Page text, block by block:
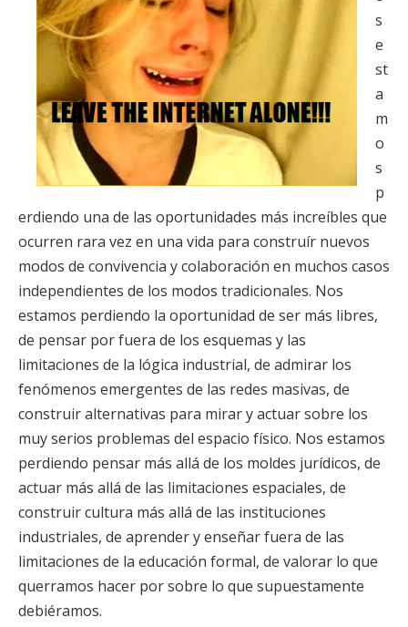
s
e
st
a
m
o
s
p
erdiendo una de las oportunidades más increíbles que
ocurren rara vez en una vida para construír nuevos
modos de convivencia y colaboración en muchos casos
independientes de los modos tradicionales. Nos
estamos perdiendo la oportunidad de ser más libres,
de pensar por fuera de los esquemas y las
limitaciones de la lógica industrial, de admirar los
fenómenos emergentes de las redes masivas, de
construir alternativas para mirar y actuar sobre los
muy serios problemas del espacio físico. Nos estamos
perdiendo pensar más allá de los moldes jurídicos, de
actuar más allá de las limitaciones espaciales, de
construir cultura más allá de las instituciones
industriales, de aprender y enseñar fuera de las
limitaciones de la educación formal, de valorar lo que
querramos hacer por sobre lo que supuestamente
debiéramos.